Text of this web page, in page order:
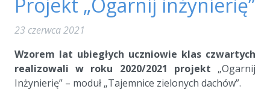
23 czerwca 2021
Wzorem lat ubiegłych uczniowie klas czwartych
realizowali w roku 2020/2021 projekt „Ogarnij
Inżynierię” – moduł „Tajemnice zielonych dachów”.